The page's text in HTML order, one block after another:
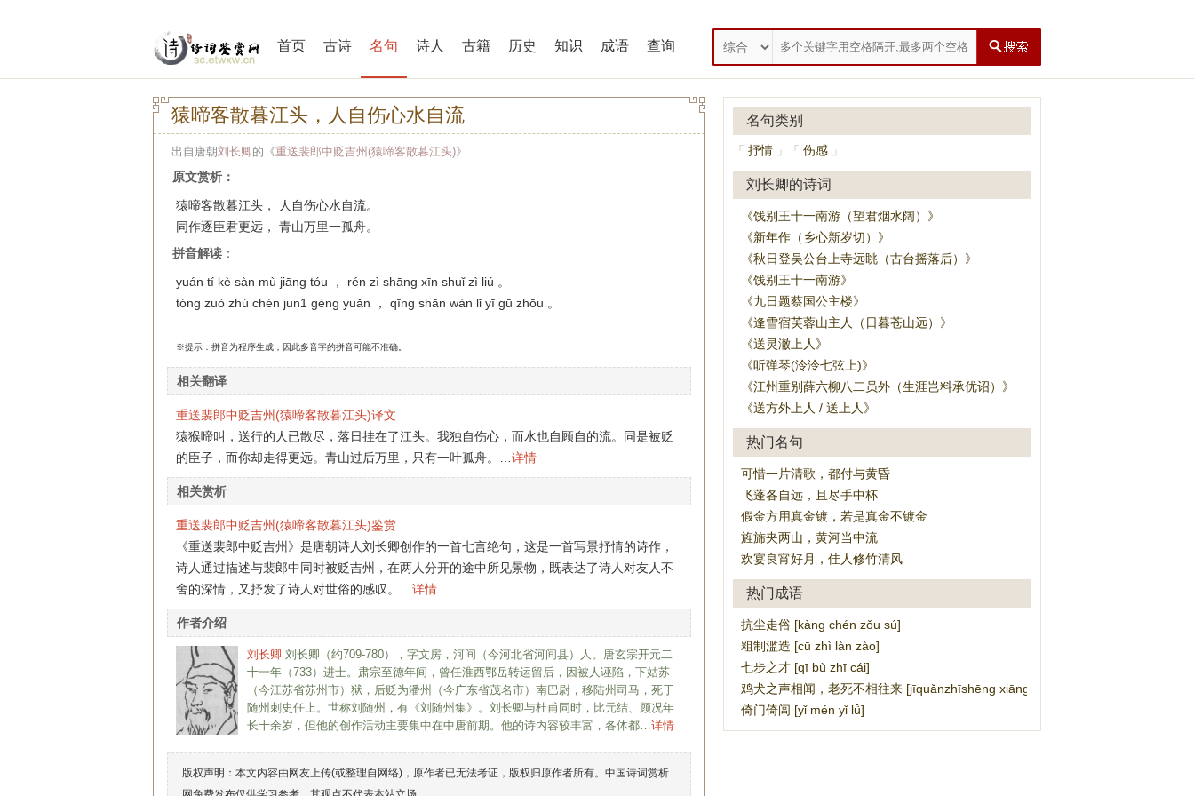
首页 古诗 名句 诗人 古籍 历史 知识 成语 查询
猿啼客散暮江头，人自伤心水自流
出自唐朝刘长卿的《重送裴郎中贬吉州(猿啼客散暮江头)》
原文赏析：
猿啼客散暮江头， 人自伤心水自流。
同作逐臣君更远， 青山万里一孤舟。
拼音解读 ：
yuán tí kè sàn mù jiāng tóu ， rén zì shāng xīn shuǐ zì liú 。
tóng zuò zhú chén jun1 gèng yuǎn ， qīng shān wàn lǐ yī gū zhōu 。
※提示：拼音为程序生成，因此多音字的拼音可能不准确。
相关翻译
重送裴郎中贬吉州(猿啼客散暮江头)译文
猿猴啼叫，送行的人已散尽，落日挂在了江头。我独自伤心，而水也自顾自的流。同是被贬
的臣子，而你却走得更远。青山过后万里，只有一叶孤舟。… 详情
相关赏析
重送裴郎中贬吉州(猿啼客散暮江头)鉴赏
《重送裴郎中贬吉州》是唐朝诗人刘长卿创作的一首七言绝句，这是一首写景抒情的诗作，
诗人通过描述与裴郎中同时被贬吉州，在两人分开的途中所见景物，既表达了诗人对友人不
舍的深情，又抒发了诗人对世俗的感叹。… 详情
作者介绍
刘长卿 刘长卿（约709-780），字文房，河间（今河北省河间县）人。唐玄宗开元二
十一年（733）进士。肃宗至德年间，曾任淮西鄂岳转运留后，因被人诬陷，下姑苏
（今江苏省苏州市）狱，后贬为潘州（今广东省茂名市）南巴尉，移陆州司马，死于
随州刺史任上。世称刘随州，有《刘随州集》。刘长卿与杜甫同时，比元结、顾况年
长十余岁，但他的创作活动主要集中在中唐前期。他的诗内容较丰富，各体都…详情
版权声明：本文内容由网友上传(或整理自网络)，原作者已无法考证，版权归原作者所有。中国诗词赏析
名句类别
「 抒情 」 「 伤感 」
刘长卿的诗词
《饯别王十一南游（望君烟水阔）》
《新年作（乡心新岁切）》
《秋日登吴公台上寺远眺（古台摇落后）》
《饯别王十一南游》
《九日题蔡国公主楼》
《逢雪宿芙蓉山主人（日暮苍山远）》
《送灵澈上人》
《听弹琴(泠泠七弦上)》
《江州重别薛六柳八二员外（生涯岂料承优诏）》
《送方外上人 / 送上人》
热门名句
可惜一片清歌，都付与黄昏
飞蓬各自远，且尽手中杯
假金方用真金镀，若是真金不镀金
旌旆夹两山，黄河当中流
欢宴良宵好月，佳人修竹清风
热门成语
抗尘走俗 [kàng chén zǒu sú]
粗制滥造 [cū zhì làn zào]
七步之才 [qī bù zhī cái]
鸡犬之声相闻，老死不相往来 [jīquǎnzhīshēng xiāng wén，lǎo sǐbùxiāng wǎng
倚门倚闾 [yǐ mén yǐ lǚ]